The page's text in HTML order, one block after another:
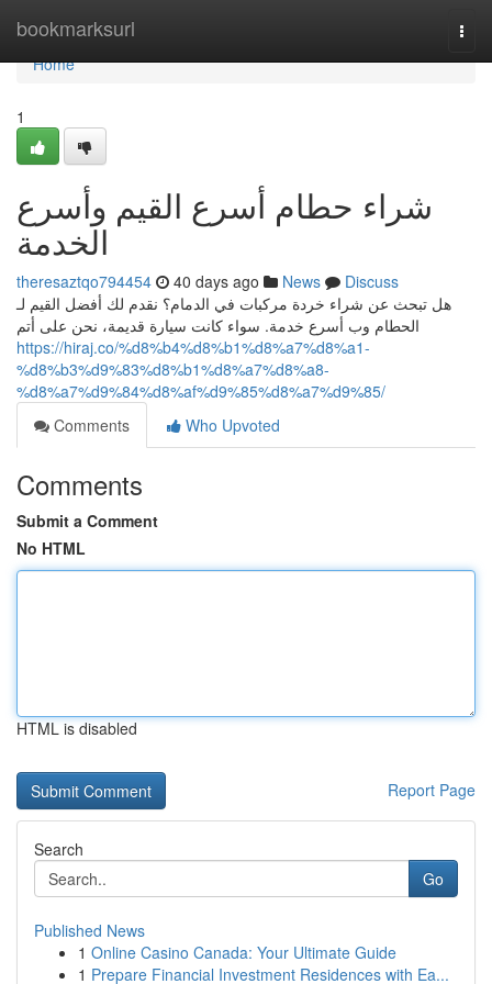
bookmarksurl
Home
Home
1
شراء حطام أسرع القيم وأسرع
الخدمة
theresaztqo794454 40 days ago News
Discuss
هل تبحث عن شراء خردة مركبات في الدمام؟ نقدم لك أفضل القيم لـ
الحطام وب أسرع خدمة. سواء كانت سيارة قديمة، نحن على أتم
https://hiraj.co/%d8%b4%d8%b1%d8%a7%d8%a1-
%d8%b3%d9%83%d8%b1%d8%a7%d8%a8-
%d8%a7%d9%84%d8%af%d9%85%d8%a7%d9%85/
Comments
Who Upvoted
Comments
Submit a Comment
No HTML
HTML is disabled
Report Page
Search
Go
Published News
1 Online Casino Canada: Your Ultimate Guide
1 Prepare Financial Investment Residences with Ea...